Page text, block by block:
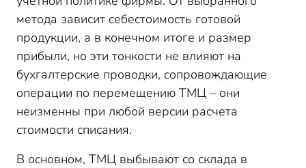
метода зависит себестоимость готовой
продукции, а в конечном итоге и размер
прибыли, но эти тонкости не влияют на
бухгалтерские проводки, сопровождающие
операции по перемещению ТМЦ – они
неизменны при любой версии расчета
стоимости списания.
В основном, ТМЦ выбывают со склада в